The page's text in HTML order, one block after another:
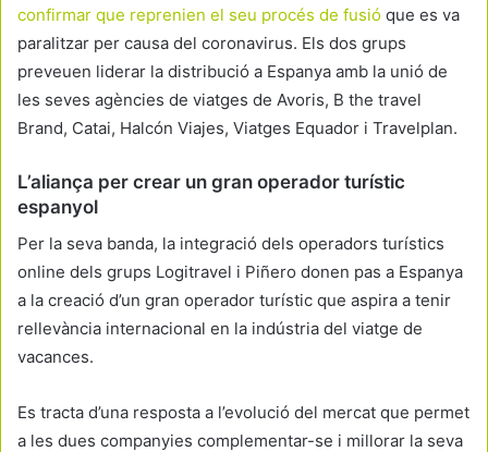
confirmar que reprenien el seu procés de fusió que es va
paralitzar per causa del coronavirus. Els dos grups
preveuen liderar la distribució a Espanya amb la unió de
les seves agències de viatges de Avoris, B the travel
Brand, Catai, Halcón Viajes, Viatges Equador i Travelplan.
L’aliança per crear un gran operador turístic
espanyol
Per la seva banda, la integració dels operadors turístics
online dels grups Logitravel i Piñero donen pas a Espanya
a la creació d’un gran operador turístic que aspira a tenir
rellevància internacional en la indústria del viatge de
vacances.
Es tracta d’una resposta a l’evolució del mercat que permet
a les dues companyies complementar-se i millorar la seva